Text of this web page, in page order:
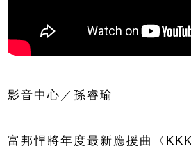
影音中心／孫睿瑜
富邦悍將年度最新應援曲〈